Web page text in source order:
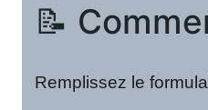
📝
Remplissez le